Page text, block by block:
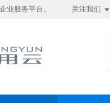
业服务平台。 关注我们